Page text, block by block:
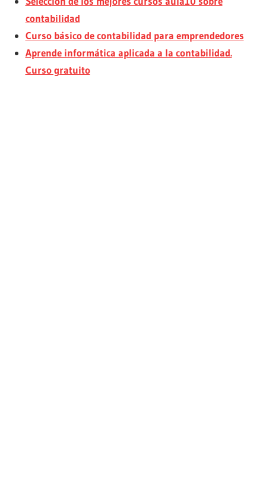
contabilidad
Curso básico de contabilidad para emprendedores
Aprende informática aplicada a la contabilidad.
Curso gratuito